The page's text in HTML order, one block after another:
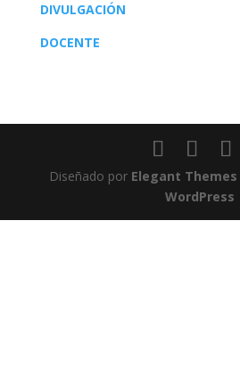
DIVULGACIÓN
DOCENTE
Diseñado por Elegant Themes
WordPress